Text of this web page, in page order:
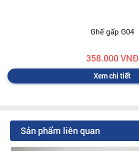
Ghế gấp G04
358.000 VNĐ
Xem chi tiết
Sản phẩm liên quan